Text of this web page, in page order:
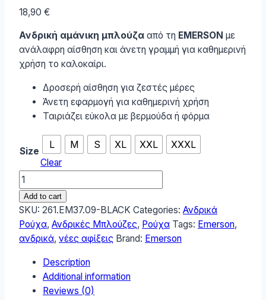
18,90 €
Ανδρική αμάνικη μπλούζα από τη EMERSON με
ανάλαφρη αίσθηση και άνετη γραμμή για καθημερινή
χρήση το καλοκαίρι.
Δροσερή αίσθηση για ζεστές μέρες
Άνετη εφαρμογή για καθημερινή χρήση
Ταιριάζει εύκολα με βερμούδα ή φόρμα
Size
L M S XL XXL XXXL
Clear
Emerson
Ανδρικό
Tank
Top
261.EM37.09-
quantity
Add to cart
SKU: 261.EM37.09-BLACK Categories: Ανδρικά
Ρούχα, Ανδρικές Μπλούζες, Ρούχα Tags: Emerson,
ανδρικά, νέες αφίξεις Brand: Emerson
Description
Additional information
Reviews (0)